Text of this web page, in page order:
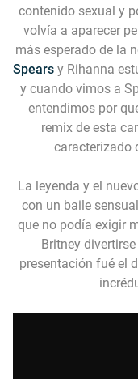
contenido sexual y
volvía a aparecer
más esperado de la
Spears y Rihanna
y cuando vimos a
entendimos por
remix de esta
caracterizado
La leyenda y el
con un baile
que no podía exigir
Britney
presentación fué el